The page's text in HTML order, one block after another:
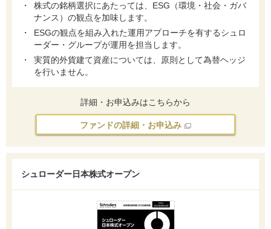
株式の銘柄選択にあたっては、ESG（環境・社会・ガバ
ナンス）の観点を加味します。
ESGの観点を組み入れた運用アプローチを有するシュロ
ーダー・グループが運用を担当します。
実質的外貨建て資産については、原則として為替ヘッジ
を行いません。
詳細・お申込みはこちらから
ファンドの詳細・お申込み
シュローダー日本株式オープン